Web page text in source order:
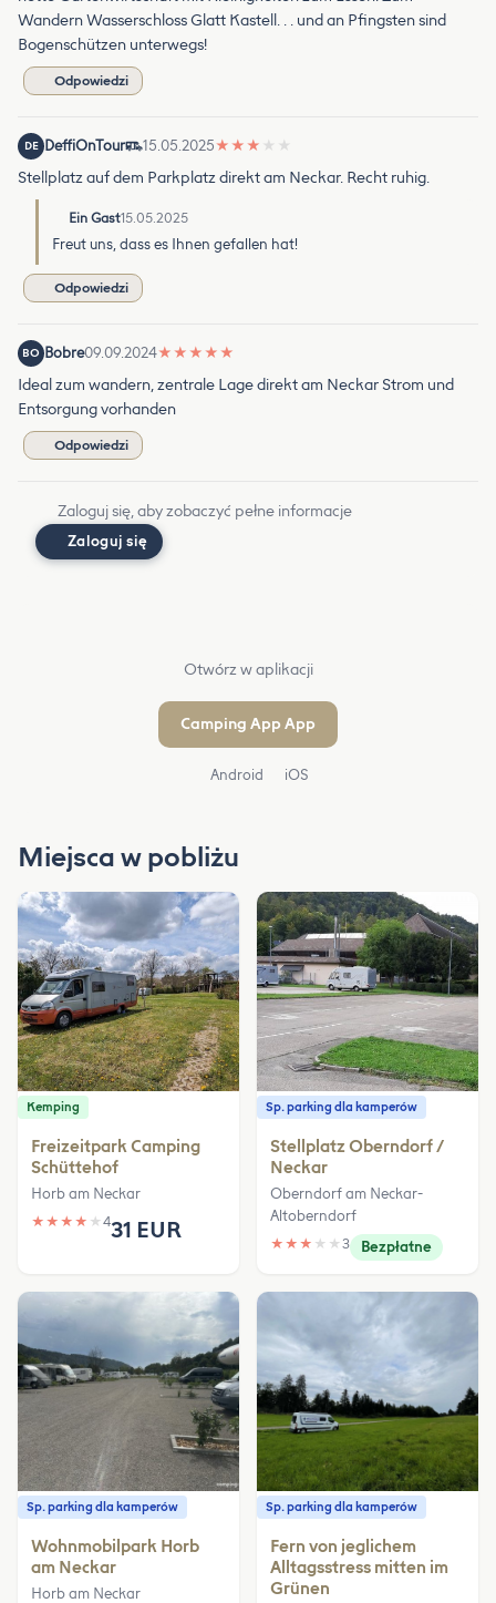
Wandern Wasserschloss Glatt Kastell. . . und an Pfingsten sind
Bogenschützen unterwegs!
Odpowiedzi
DE DeffiOnTour 15.05.2025★ ★ ★ ★ ★
Stellplatz auf dem Parkplatz direkt am Neckar. Recht ruhig.
Ein Gast15.05.2025
Freut uns, dass es Ihnen gefallen hat!
Odpowiedzi
BO Bobre09.09.2024★ ★ ★ ★ ★
Ideal zum wandern, zentrale Lage direkt am Neckar Strom und
Entsorgung vorhanden
Odpowiedzi
Zaloguj się, aby zobaczyć pełne informacje
Zaloguj się
Otwórz w aplikacji
Camping App App
Android iOS
Miejsca w pobliżu
Kemping
Freizeitpark Camping
Schüttehof
Horb am Neckar
★ ★ ★ ★ ★ 431 EUR
Sp. parking dla kamperów
Stellplatz Oberndorf /
Neckar
Oberndorf am Neckar-
Altoberndorf
★ ★ ★ ★ ★ 3 Bezpłatne
Sp. parking dla kamperów
Wohnmobilpark Horb
am Neckar
Horb am Neckar
Sp. parking dla kamperów
Fern von jeglichem
Alltagsstress mitten im
Grünen